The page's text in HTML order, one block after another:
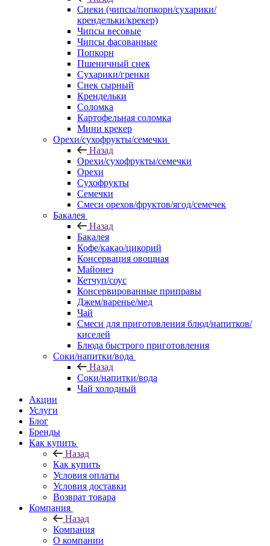
Снеки (чипсы/попкорн/сухарики/
крендельки/крекер)
Чипсы весовые
Чипсы фасованные
Попкорн
Пшеничный снек
Сухарики/гренки
Снек сырный
Крендельки
Соломка
Картофельная соломка
Мини крекер
Орехи/сухофрукты/семечки
Назад
Орехи/сухофрукты/семечки
Орехи
Сухофрукты
Семечки
Смеси орехов/фруктов/ягод/семечек
Бакалея
Назад
Бакалея
Кофе/какао/цикорий
Консервация овощная
Майонез
Кетчуп/соус
Консервированные приправы
Джем/варенье/мед
Чай
Смеси для приготовления блюд/напитков/
киселей
Блюда быстрого приготовления
Соки/напитки/вода
Назад
Соки/напитки/вода
Чай холодный
Акции
Услуги
Блог
Бренды
Как купить
Назад
Как купить
Условия оплаты
Условия доставки
Возврат товара
Компания
Назад
Компания
О компании